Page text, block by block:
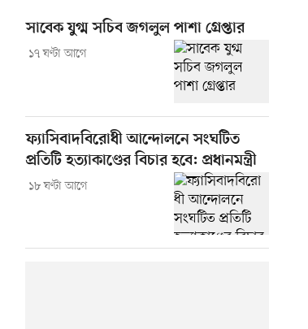
সাবেক যুগ্ম সচিব জগলুল পাশা গ্রেপ্তার
১৭ ঘণ্টা আগে
ফ্যাসিবাদবিরোধী আন্দোলনে সংঘটিত
প্রতিটি হত্যাকাণ্ডের বিচার হবে: প্রধানমন্ত্রী
১৮ ঘণ্টা আগে